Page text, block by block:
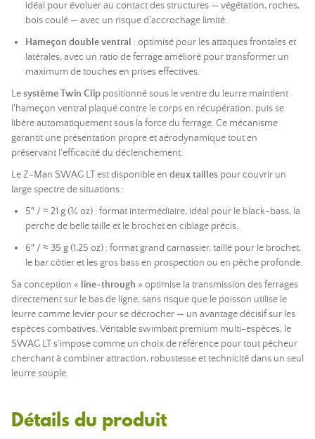
idéal pour évoluer au contact des structures — végétation, roches,
bois coulé — avec un risque d'accrochage limité.
Hameçon double ventral : optimisé pour les attaques frontales et
latérales, avec un ratio de ferrage amélioré pour transformer un
maximum de touches en prises effectives.
Lesystème Twin Clip positionné sous le ventre du leurre maintient
l'hameçon ventral plaqué contre le corps en récupération, puis se
libère automatiquement sous la force du ferrage. Ce mécanisme
garantit une présentation propre et aérodynamique tout en
préservant l'efficacité du déclenchement.
Le Z-Man SWAG LT est disponible en deux tailles pour couvrir un
large spectre de situations :
5″ / ≈ 21 g (¾ oz) : format intermédiaire, idéal pour le black-bass, la
perche de belle taille et le brochet en ciblage précis.
6″ / ≈ 35 g (1,25 oz) : format grand carnassier, taillé pour le brochet,
le bar côtier et les gros bass en prospection ou en pêche profonde.
Sa conception « line-through » optimise la transmission des ferrages
directement sur le bas de ligne, sans risque que le poisson utilise le
leurre comme levier pour se décrocher — un avantage décisif sur les
espèces combatives. Véritable swimbait premium multi-espèces, le
SWAG LT s'impose comme un choix de référence pour tout pêcheur
cherchant à combiner attraction, robustesse et technicité dans un seul
leurre souple.
Détails du produit